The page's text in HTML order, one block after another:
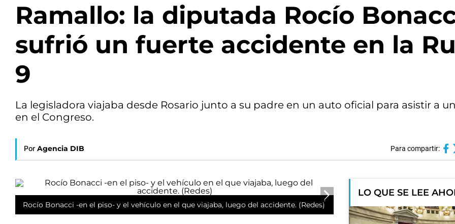
Ramallo: la diputada Rocío
sufrió un fuerte accidente en la
9
La legisladora viajaba desde Rosario junto a su padre en un auto oficial para asistir a
en el Congreso.
Por Agencia DIB Para compartir:
Rocío Bonacci -en el piso- y el vehículo en el que viajaba, luego del accidente. (Redes)
LO QUE SE LEE